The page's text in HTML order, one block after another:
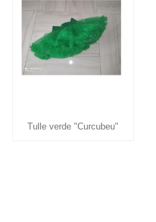
Tulle verde "Curcubeu"